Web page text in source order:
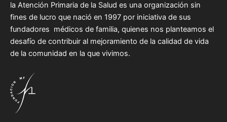
la Atención Primaria de la Salud es una organización sin
fines de lucro que nació en 1997 por iniciativa de sus
fundadores médicos de familia, quienes nos planteamos el
desafío de contribuir al mejoramiento de la calidad de vida
de la comunidad en la que vivimos.